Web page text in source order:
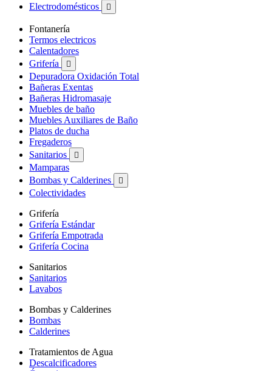
Electrodomésticos

Fontanería
Termos electricos
Calentadores
Grifería

Depuradora Oxidación Total
Bañeras Exentas
Bañeras Hidromasaje
Muebles de baño
Muebles Auxiliares de Baño
Platos de ducha
Fregaderos
Sanitarios

Mamparas
Bombas y Calderines

Colectividades
Grifería
Grifería Estándar
Grifería Empotrada
Grifería Cocina
Sanitarios
Sanitarios
Lavabos
Bombas y Calderines
Bombas
Calderines
Tratamientos de Agua
Descalcificadores